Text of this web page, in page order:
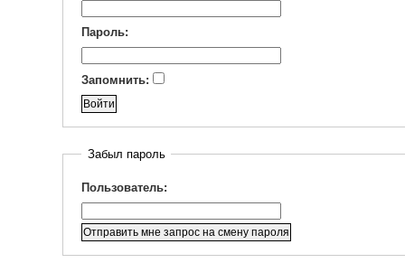
Пароль:
Запомнить:
Забыл пароль
Пользователь: